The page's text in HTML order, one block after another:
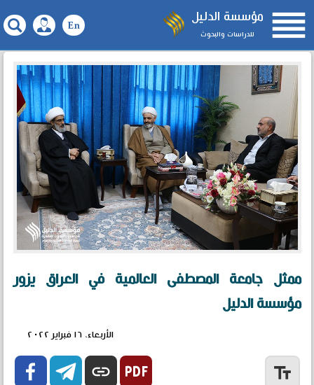
مؤسسة الدليل
للدراسات والبحوث 
ممثل جامعة المصطفى العالمية في العراق يزور
مؤسسة الدليل
الأربعاء، ١٦ فبراير ٢٠٢٢
  link text_fields